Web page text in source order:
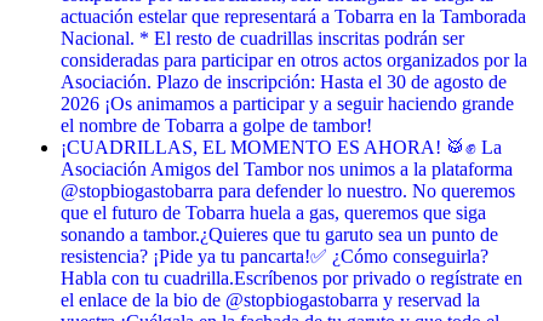
actuación estelar que representará a Tobarra en la Tamborada
Nacional. * El resto de cuadrillas inscritas podrán ser
consideradas para participar en otros actos organizados por la
Asociación. Plazo de inscripción: Hasta el 30 de agosto de
2026 ¡Os animamos a participar y a seguir haciendo grande
el nombre de Tobarra a golpe de tambor!
¡CUADRILLAS, EL MOMENTO ES AHORA! 🥁✊ La
Asociación Amigos del Tambor nos unimos a la plataforma
@stopbiogastobarra para defender lo nuestro. No queremos
que el futuro de Tobarra huela a gas, queremos que siga
sonando a tambor. ​¿Quieres que tu garuto sea un punto de
resistencia? ¡Pide ya tu pancarta! ​✅ ¿Cómo conseguirla? ​
Habla con tu cuadrilla. ​Escríbenos por privado o regístrate en
el enlace de la bio de @stopbiogastobarra y reservad la